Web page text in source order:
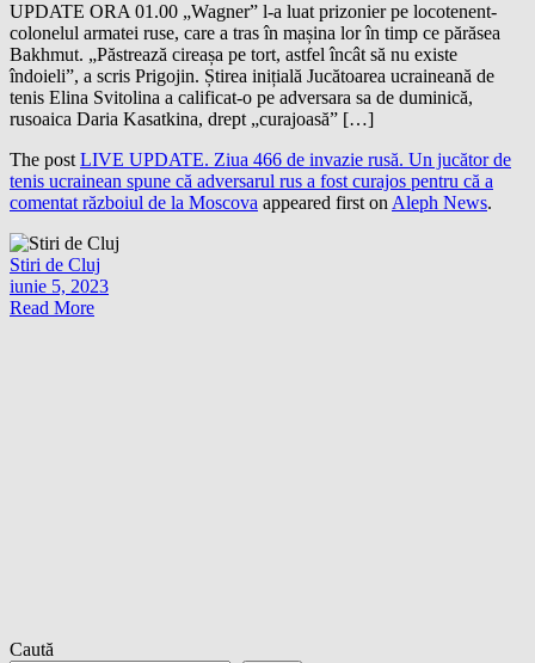
UPDATE ORA 01.00 „Wagner” l-a luat prizonier pe locotenent-
colonelul armatei ruse, care a tras în mașina lor în timp ce părăsea
Bakhmut. „Păstrează cireașa pe tort, astfel încât să nu existe
îndoieli”, a scris Prigojin. Știrea inițială Jucătoarea ucraineană de
tenis Elina Svitolina a calificat-o pe adversara sa de duminică,
rusoaica Daria Kasatkina, drept „curajoasă” […]
The postLIVE UPDATE. Ziua 466 de invazie rusă. Un jucător de
tenis ucrainean spune că adversarul rus a fost curajos pentru că a
comentat războiul de la Moscova appeared first onAleph News.
Stiri de Cluj
iunie 5, 2023
Read More
Caută